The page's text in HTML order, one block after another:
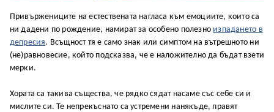
Привържениците на естествената нагласа към емоциите, които са
ни дадени по рождение, намират за особено полезно изпадането в
депресия. Всъщност тя е само знак или симптом на вътрешното ни
(не)равновесие, който подсказва, че е наложително да бъдат взети
мерки.
Хората са такива същества, че рядко сядат насаме със себе си и
мислите си. Те непрекъснато са устремени нанякъде, правят